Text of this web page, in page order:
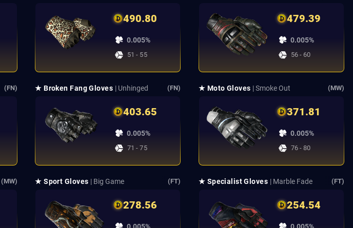
490.80
0.005%
51 - 55
479.39
0.005%
56 - 60
(FN) ★ Broken Fang Gloves | Unhinged (FN)
403.65
0.005%
71 - 75
★ Moto Gloves | Smoke Out (MW)
371.81
0.005%
76 - 80
(MW) ★ Sport Gloves | Big Game (FT)
278.56
★ Specialist Gloves | Marble Fade (FT)
254.54